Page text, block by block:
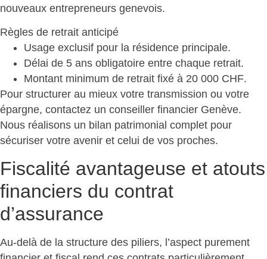
nouveaux entrepreneurs genevois.
Règles de retrait anticipé
Usage exclusif pour la résidence principale.
Délai de 5 ans obligatoire entre chaque retrait.
Montant minimum de retrait fixé à 20 000 CHF.
Pour structurer au mieux votre transmission ou votre
épargne, contactez un conseiller financier Genève.
Nous réalisons un bilan patrimonial complet pour
sécuriser votre avenir et celui de vos proches.
Fiscalité avantageuse et atouts
financiers du contrat
d’assurance
Au-delà de la structure des piliers, l’aspect purement